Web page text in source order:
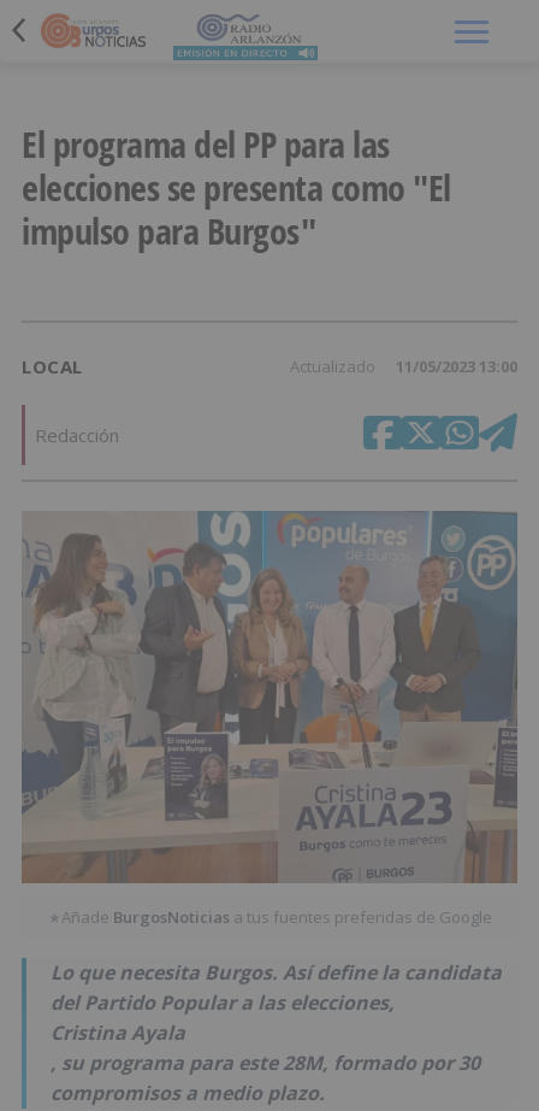
El programa del PP para las
elecciones se presenta como "El
impulso para Burgos"
LOCAL Actualizado 11/05/2023 13:00
Redacción
★Añade BurgosNoticias a tus fuentes preferidas de Google
Lo que necesita Burgos. Así define la candidata
del Partido Popular a las elecciones,
Cristina Ayala
, su programa para este 28M, formado por 30
compromisos a medio plazo.